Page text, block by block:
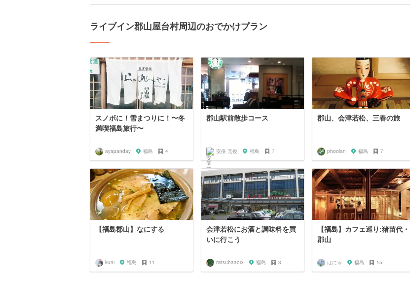
ライブイン郡山屋台村周辺のおでかけプラン
スノボに！雪まつりに！〜冬
満喫福島旅行〜
ayapanday 福島 4
郡山駅前散歩コース
安倍 元俊 福島 7
郡山、会津若松、三春の旅
phoolan 福島 7
【福島郡山】なにする
kuni 福島 11
会津若松にお酒と調味料を買
いに行こう
mitsubaaoi3 福島 3
【福島】カフェ巡り:猪苗代・
郡山
はにゃ 福島 15